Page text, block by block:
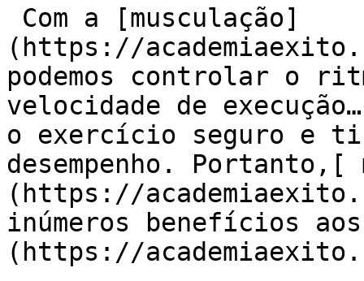
(https://
podemos controlar o
velocidade de
o exercício seguro e
desempenho. Portanto,[
(https://
inúmeros benefícios
(https://